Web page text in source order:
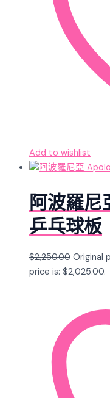
Add to wishlist
阿波羅
乒乓球板
$2,250.00 Original
price is: $2,025.00.